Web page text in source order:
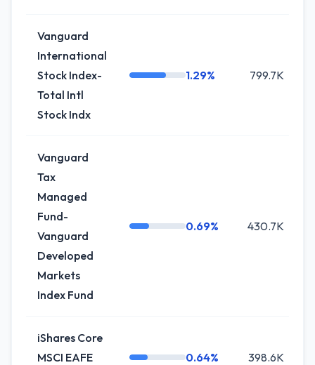
Vanguard
International
Stock Index-
Total Intl
Stock Indx
1.29% 799.7K
Vanguard
Tax
Managed
Fund-
Vanguard
Developed
Markets
Index Fund
0.69% 430.7K
iShares Core
MSCI EAFE
0.64% 398.6K